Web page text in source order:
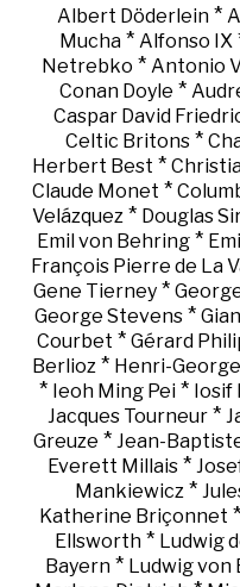
Albert Döderlein*
Mucha * Alfonso IX
Netrebko * Antonio
Conan Doyle *
Caspar David
Celtic Britons *
Herbert Best *
Claude Monet *
Velázquez * Douglas
Emil von Behring *
François Pierre de La
Gene Tierney *
George Stevens *
Courbet * Gérard
Berlioz * Henri-
* Ieoh Ming Pei * Iosif
Jacques Tourneur*
Greuze * Jean-
Everett Millais *
Mankiewicz *
Katherine Briçonnet *
Ellsworth* Ludwig
Bayern* Ludwig von